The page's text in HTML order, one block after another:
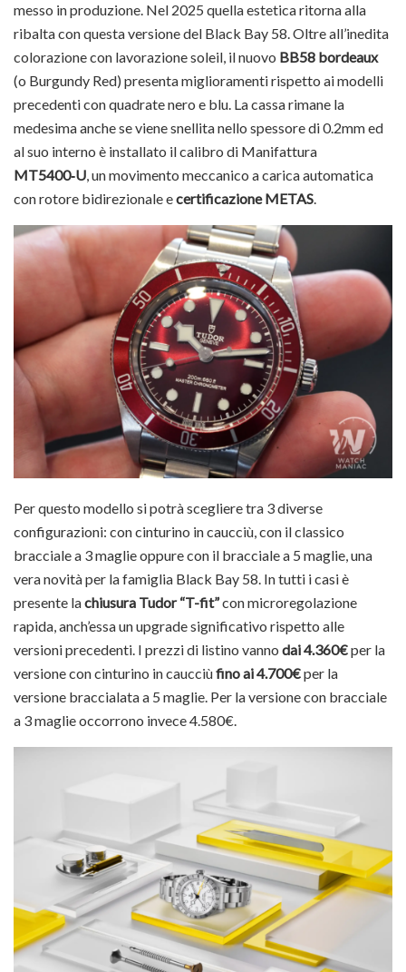
messo in produzione. Nel 2025 quella estetica ritorna alla
ribalta con questa versione del Black Bay 58. Oltre all’inedita
colorazione con lavorazione soleil, il nuovo BB58 bordeaux
(o Burgundy Red) presenta miglioramenti rispetto ai modelli
precedenti con quadrate nero e blu. La cassa rimane la
medesima anche se viene snellita nello spessore di 0.2mm ed
al suo interno è installato il calibro di Manifattura
MT5400‑U, un movimento meccanico a carica automatica
con rotore bidirezionale ecertificazione METAS.
Per questo modello si potrà scegliere tra 3 diverse
configurazioni: con cinturino in caucciù, con il classico
bracciale a 3 maglie oppure con il bracciale a 5 maglie, una
vera novità per la famiglia Black Bay 58. In tutti i casi è
presente lachiusura Tudor “T-fit”con microregolazione
rapida, anch’essa un upgrade significativo rispetto alle
versioni precedenti. I prezzi di listino vanno dai4.360€per la
versione con cinturino in caucciùfino ai 4.700€per la
versione braccialata a 5 maglie. Per la versione con bracciale
a 3 maglie occorrono invece 4.580€.